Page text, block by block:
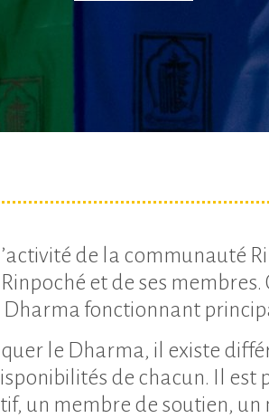
de la communauté
et de ses membres.
fonctionnant
le Dharma, il existe
de chacun. Il est
un membre de soutien,